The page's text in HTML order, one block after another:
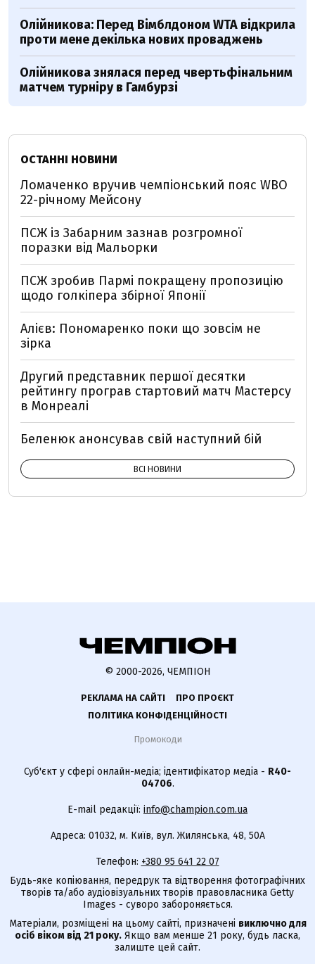
Олійникова: Перед Вімблдоном WTA відкрила
проти мене декілька нових проваджень
Олійникова знялася перед чвертьфінальним
матчем турніру в Гамбурзі
ОСТАННІ НОВИНИ
Ломаченко вручив чемпіонський пояс WBO
22-річному Мейсону
ПСЖ із Забарним зазнав розгромної
поразки від Мальорки
ПСЖ зробив Пармі покращену пропозицію
щодо голкіпера збірної Японії
Алієв: Пономаренко поки що зовсім не
зірка
Другий представник першої десятки
рейтингу програв стартовий матч Мастерсу
в Монреалі
Беленюк анонсував свій наступний бій
ВСІ НОВИНИ
© 2000-2026, ЧЕМПІОН
РЕКЛАМА НА САЙТІ
ПРО ПРОЄКТ
ПОЛІТИКА КОНФІДЕНЦІЙНОСТІ
Промокоди
Суб'єкт у сфері онлайн-медіа; ідентифікатор медіа - R40-
04706.
E-mail редакції: info@champion.com.ua
Адреса: 01032, м. Київ, вул. Жилянська, 48, 50А
Телефон: +380 95 641 22 07
Будь-яке копіювання, передрук та відтворення фотографічних
творів та/або аудіовізуальних творів правовласника Getty
Images - суворо забороняється.
Матеріали, розміщені на цьому сайті, призначені виключно для
осіб віком від 21 року. Якщо вам менше 21 року, будь ласка,
залиште цей сайт.